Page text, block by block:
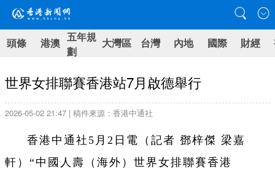
頭條 港澳 五年規
劃
大灣區 台灣 內地 國際 財經
世界女排聯賽香港站7月啟德舉行
2026-05-02 21:47 | 稿件來源：香港中通社
香港中通社5月2日電（記者 鄧梓傑 梁嘉
軒）“中國人壽（海外）世界女排聯賽香港